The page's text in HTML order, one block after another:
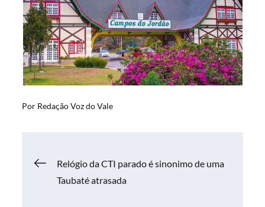
Por Redação Voz do Vale
Navegação
Relógio da CTI parado é sinonimo de uma
Taubaté atrasada